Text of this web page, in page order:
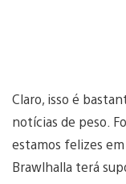
Claro, isso é
notícias de peso.
estamos felizes
Brawlhalla terá